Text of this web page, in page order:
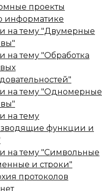
проекты
информатике
на тему "Двумерные
на тему "Обработка
на тему "Одномерные
на тему
функции и
на тему "Символьные
и строки"
протоколов